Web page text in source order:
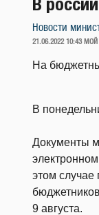
Новости
ОПУБЛИКОВАНО
21.06.2022 10:43 МОЙ
На
В
Документы
этом случае
9 августа.